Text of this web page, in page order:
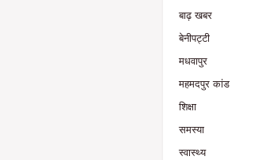
बाढ़ खबर
बेनीपट्टी
मधवापुर
महमदपुर कांड
शिक्षा
समस्या
स्वास्थ्य